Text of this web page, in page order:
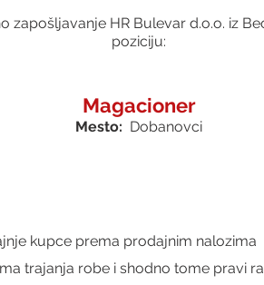
zapošljavanje HR Bulevar d.o.o. iz
poziciju:
Magacioner
Mesto: Dobanovci
kupce prema prodajnim nalozima
trajanja robe i shodno tome pravi